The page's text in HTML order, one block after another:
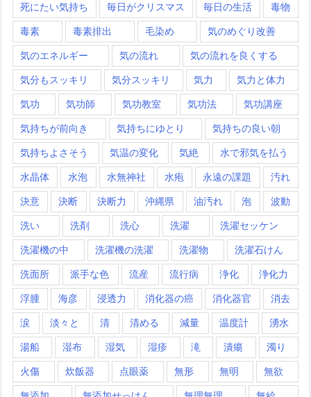
死にたい気持ち 毎日がクリスマス 毎日の生活 毒物
毒素 毒素排出 毛染め 気のめぐり改善
気のエネルギー 気の流れ 気の流れを良くする
気分もスッキリ 気分スッキリ 気力 気力と体力
気功 気功師 気功教室 気功法 気功講座
気持ちが前向き 気持ちにゆとり 気持ちの良い朝
気持ちよさそう 気温の変化 気絶 水で邪気を払う
水晶体 水泡 水無神社 水疱 永遠の課題 汚れ
決意 決断 決断力 沖縄県 油汚れ 泡 波動
洗い 洗剤 洗心 洗濯 洗濯セッケン
洗濯機の中 洗濯機の洗濯 洗濯物 洗濯石けん
洗面所 派手な色 流産 流行病 浄化 浄化力
浮腫 海彦 浸透力 消化器の癌 消化器官 消去
涙 淡々と 清 清める 減量 温度計 湧水
湯船 湿布 湿気 湿疹 滝 潰瘍 濁り
火傷 炊飯器 点眼薬 無形 無明 無欲